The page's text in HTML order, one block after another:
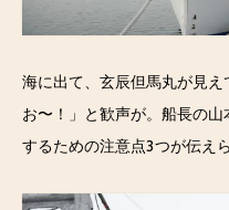
海に出て、玄辰但馬丸が見
お〜！」と歓声が。船長の
するための注意点3つが伝え